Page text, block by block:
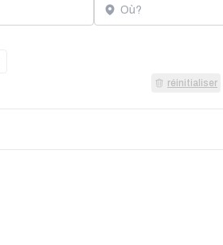
réinitialiser